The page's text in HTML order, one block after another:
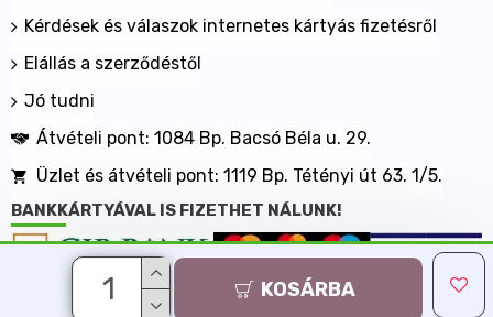
KOSÁRBA
Kérdések és válaszok internetes kártyás fizetésről
Elállás a szerződéstől
Jó tudni
Átvételi pont: 1084 Bp. Bacsó Béla u. 29.
Üzlet és átvételi pont: 1119 Bp. Tétényi út 63. 1/5.
BANKKÁRTYÁVAL IS FIZETHET NÁLUNK!
Minden jog fenntartva, MaxShopping Kft. 2013-2026
Árukereső.hu